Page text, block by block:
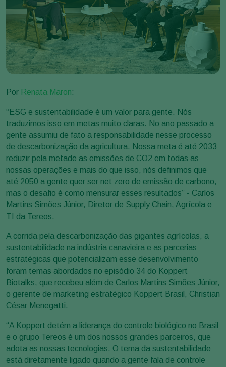
Por Renata Maron:
“ESG e sustentabilidade é um valor para gente. Nós
traduzimos isso em metas muito claras. No ano passado a
gente assumiu de fato a responsabilidade nesse processo
de descarbonização da agricultura. Nossa meta é até 2033
reduzir pela metade as emissões de CO2 em todas as
nossas operações e mais do que isso, nós definimos que
até 2050 a gente quer ser net zero de emissão de carbono,
mas o desafio é como mensurar esses resultados” - Carlos
Martins Simões Júnior, Diretor de Supply Chain, Agrícola e
TI da Tereos.
A corrida pela descarbonização das gigantes agrícolas, a
sustentabilidade na indústria canavieira e as parcerias
estratégicas que potencializam esse desenvolvimento
foram temas abordados no episódio 34 do Koppert
Biotalks, que recebeu além de Carlos Martins Simões Júnior,
o gerente de marketing estratégico Koppert Brasil, Christian
César Menegatti.
“A Koppert detém a liderança do controle biológico no Brasil
e o grupo Tereos é um dos nossos grandes parceiros, que
adota as nossas tecnologias. O tema da sustentabilidade
está diretamente ligado quando a gente fala de controle